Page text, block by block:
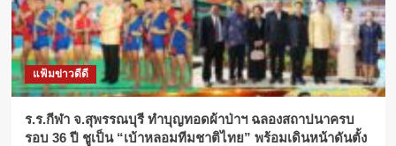
แฟ้มข่าวดีดี
ร.ร.กีฬา จ.สุพรรณบุรี ทำบุญทอดผ้าป่าฯ ฉลองสถาปนาครบ
รอบ 36 ปี ชูเป็น “เบ้าหลอมทีมชาติไทย” พร้อมเดินหน้าดันตั้ง